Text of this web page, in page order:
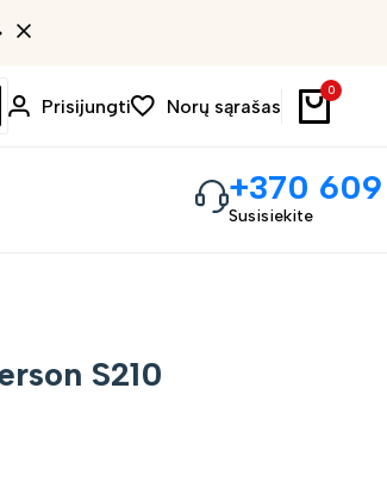
Prisijungti Norų sąrašas
0
+370
Susisiekite
S210